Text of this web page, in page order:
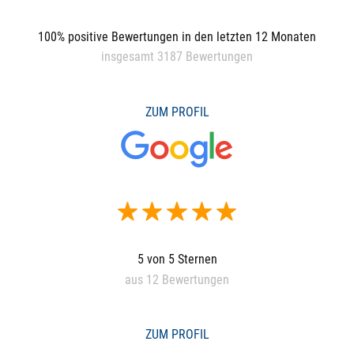
100% positive Bewertungen in den letzten 12 Monaten
insgesamt 3187 Bewertungen
ZUM PROFIL
5 von 5 Sternen
aus 12 Bewertungen
ZUM PROFIL